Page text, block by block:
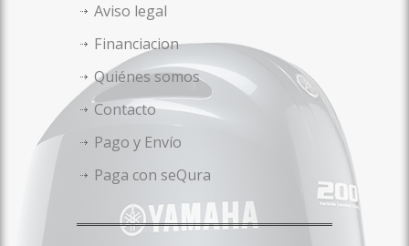
Aviso legal
Financiacion
Quiénes somos
Contacto
Pago y Envío
Paga con seQura